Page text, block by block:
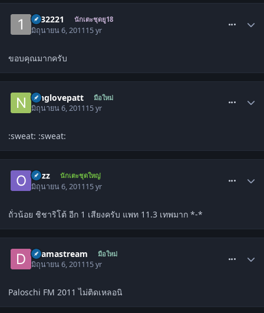
1232221 นักเตะชุดยู18
มิถุนายน 6, 201115 yr
ขอบคุณมากครับ
ninglovepatt มือใหม่
มิถุนายน 6, 201115 yr
:sweat: :sweat:
ohzz นักเตะชุดใหญ่
มิถุนายน 6, 201115 yr
ถั่วน้อย ชิชาริโต้ อีก 1 เสียงครับ แพท 11.3 เทพมาก *-*
deamastream มือใหม่
มิถุนายน 6, 201115 yr
Paloschi FM 2011 ไม่ติดเหลอนิ